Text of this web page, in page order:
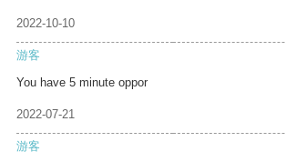
2022-10-10
游客
You have 5 minute oppor
2022-07-21
游客